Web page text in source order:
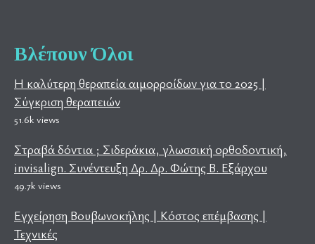
Βλέπουν Όλοι
Η καλύτερη θεραπεία αιμορροίδων για το 2025 |
Σύγκριση θεραπειών
51.6k views
Στραβά δόντια ; Σιδεράκια, γλωσσική ορθοδοντική,
invisalign. Συνέντευξη Δρ. Δρ. Φώτης Β. Εξάρχου
49.7k views
Εγχείρηση Βουβωνοκήλης | Κόστος επέμβασης |
Τεχνικές